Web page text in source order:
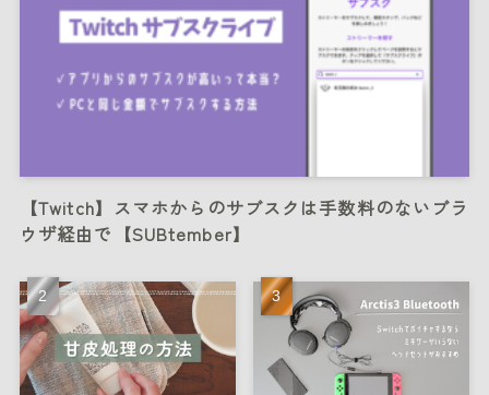
【Twitch】スマホからのサブスクは手数料のないブラ
ウザ経由で【SUBtember】